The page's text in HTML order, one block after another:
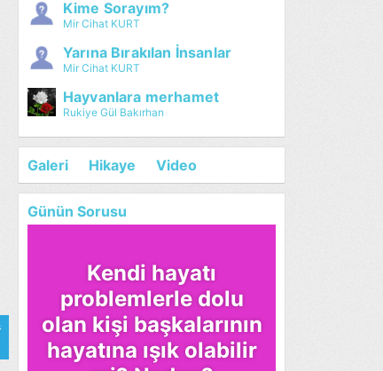
Kime Sorayım?
Mir Cihat KURT
Yarına Bırakılan İnsanlar
Mir Cihat KURT
Hayvanlara merhamet
Rukiye Gül Bakırhan
Galeri Hikaye Video
Günün Sorusu
Kendi hayatı
problemlerle dolu
olan kişi başkalarının
hayatına ışık olabilir